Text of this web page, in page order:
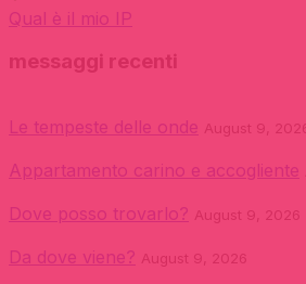
Qual è il mio IP
messaggi recenti
Le tempeste delle onde August 9,
Appartamento carino e accogliente
Dove posso trovarlo? August 9, 2026
Da dove viene? August 9, 2026